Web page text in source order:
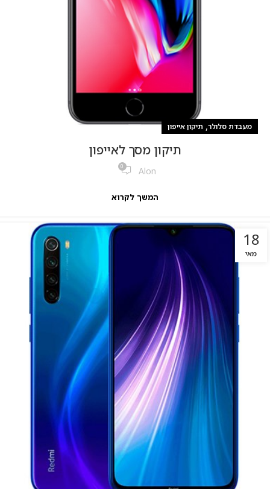
מעבדת סלולר, תיקון אייפון
תיקון מסך לאייפון
Alon
0
המשך לקרוא
18
מאי